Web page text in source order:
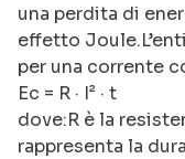
una perdita di
effetto
per una corrente
Ec = R · I² · t
dove:R è la
rappresenta la